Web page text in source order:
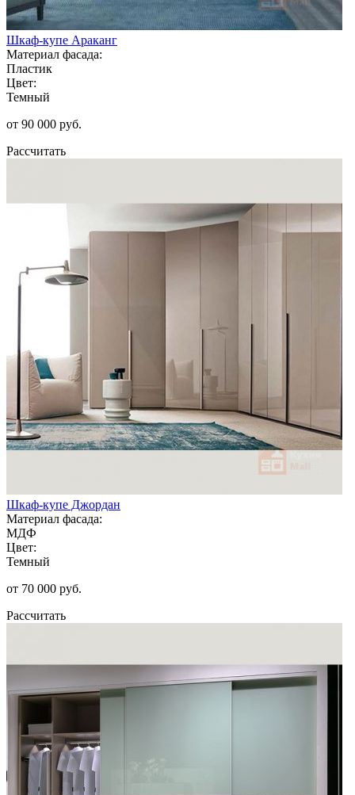
Шкаф-купе Араканг
Материал фасада:
Пластик
Цвет:
Темный
от 90 000 руб.
Рассчитать
Шкаф-купе Джордан
Материал фасада:
МДФ
Цвет:
Темный
от 70 000 руб.
Рассчитать